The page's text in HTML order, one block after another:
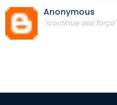
Anonymous
"icontinue assi força"